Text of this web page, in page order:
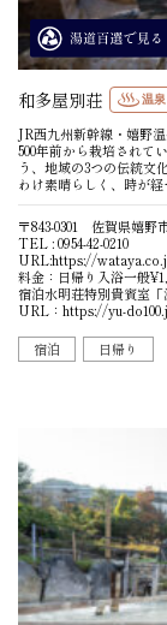
和多屋別荘 温泉
JR西九州新幹線・嬉野
500年前から栽培されて
う、地域の3つの伝統文
わけ素晴らしく、時が
〒843-0301 佐賀県嬉野
TEL : 0954-42-0210
URL:https://
料金：日帰り入浴一般
宿泊水明荘特別貴賓室「
URL： https://yu-
宿泊
日帰り